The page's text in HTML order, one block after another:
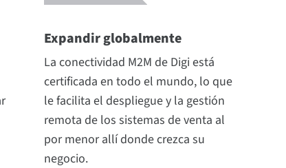
Expandir globalmente
La conectividad M2M de Digi está
certificada en todo el mundo, lo que
le facilita el despliegue y la gestión
remota de los sistemas de venta al
por menor allí donde crezca su
negocio.